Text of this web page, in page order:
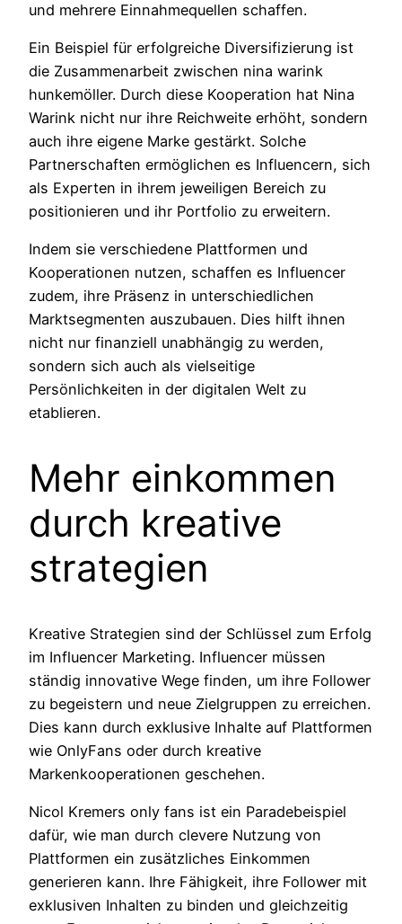
und mehrere Einnahmequellen schaffen.
Ein Beispiel für erfolgreiche Diversifizierung ist
die Zusammenarbeit zwischen nina warink
hunkemöller. Durch diese Kooperation hat Nina
Warink nicht nur ihre Reichweite erhöht, sondern
auch ihre eigene Marke gestärkt. Solche
Partnerschaften ermöglichen es Influencern, sich
als Experten in ihrem jeweiligen Bereich zu
positionieren und ihr Portfolio zu erweitern.
Indem sie verschiedene Plattformen und
Kooperationen nutzen, schaffen es Influencer
zudem, ihre Präsenz in unterschiedlichen
Marktsegmenten auszubauen. Dies hilft ihnen
nicht nur finanziell unabhängig zu werden,
sondern sich auch als vielseitige
Persönlichkeiten in der digitalen Welt zu
etablieren.
Mehr einkommen
durch kreative
strategien
Kreative Strategien sind der Schlüssel zum Erfolg
im Influencer Marketing. Influencer müssen
ständig innovative Wege finden, um ihre Follower
zu begeistern und neue Zielgruppen zu erreichen.
Dies kann durch exklusive Inhalte auf Plattformen
wie OnlyFans oder durch kreative
Markenkooperationen geschehen.
Nicol Kremers only fans ist ein Paradebeispiel
dafür, wie man durch clevere Nutzung von
Plattformen ein zusätzliches Einkommen
generieren kann. Ihre Fähigkeit, ihre Follower mit
exklusiven Inhalten zu binden und gleichzeitig